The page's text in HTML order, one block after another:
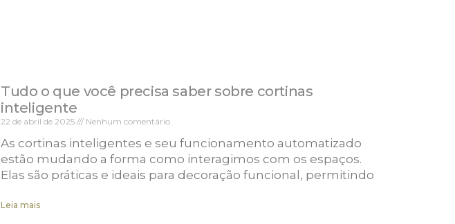
Tudo o que você precisa saber sobre cortinas
inteligente
22 de abril de 2025 Nenhum comentário
As cortinas inteligentes e seu funcionamento automatizado
estão mudando a forma como interagimos com os espaços.
Elas são práticas e ideais para decoração funcional, permitindo
Leia mais